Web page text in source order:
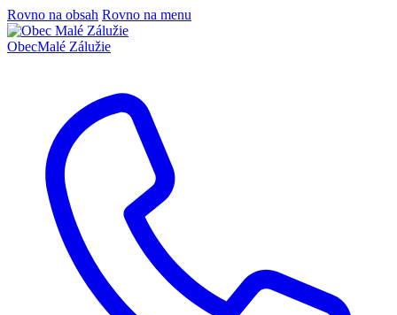
Rovno na obsah Rovno na menu
ObecMalé Zálužie